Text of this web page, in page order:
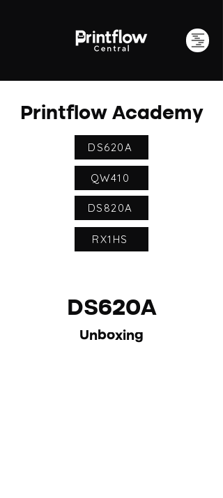
Printflow Academy
DS620A
QW410
DS820A
RX1HS
DS620A
Unboxing